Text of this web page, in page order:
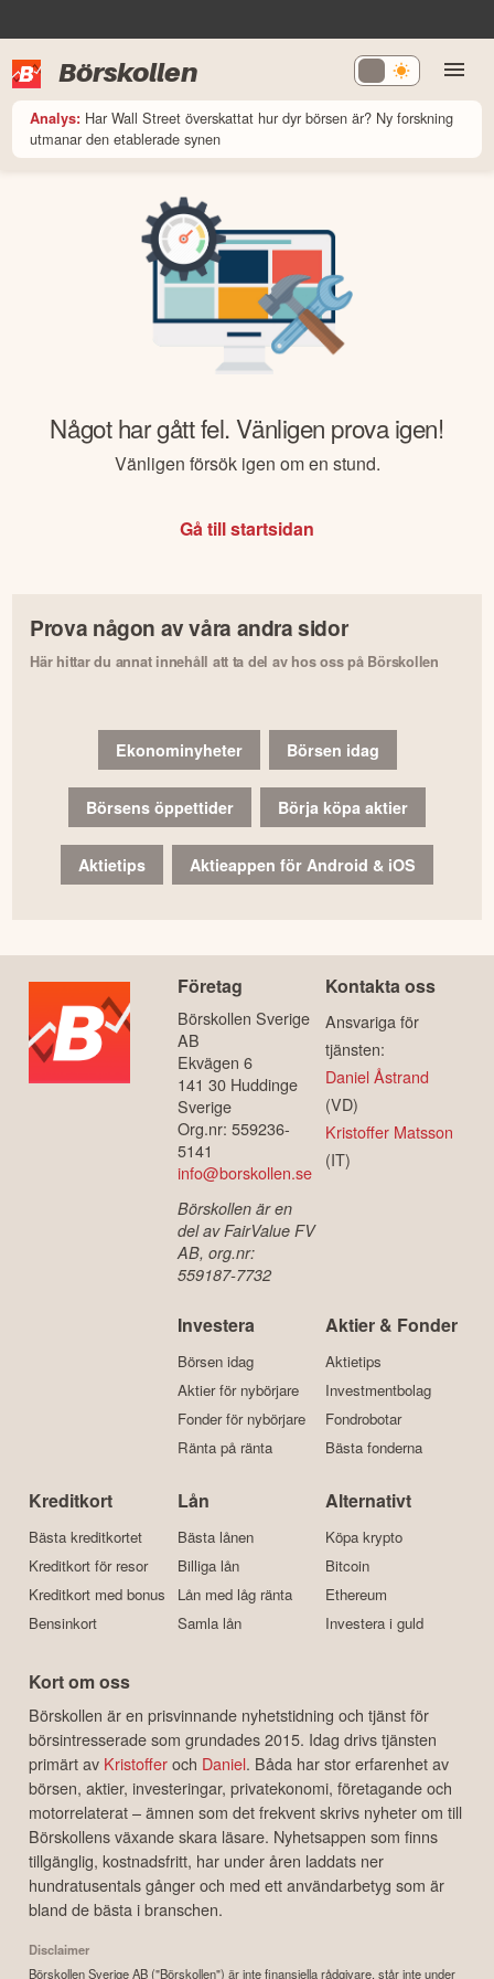
Börskollen
Analys: Har Wall Street överskattat hur dyr börsen är? Ny forskning
utmanar den etablerade synen
Något har gått fel. Vänligen prova igen!
Vänligen försök igen om en stund.
Gå till startsidan
Prova någon av våra andra sidor
Här hittar du annat innehåll att ta del av hos oss på Börskollen
Ekonominyheter Börsen idag
Börsens öppettider Börja köpa aktier
Aktietips Aktieappen för Android & iOS
Företag
Börskollen Sverige
AB
Ekvägen 6
141 30 Huddinge
Sverige
Org.nr: 559236-
5141
info@borskollen.se
Börskollen är en
del av FairValue FV
AB, org.nr:
559187-7732
Kontakta oss
Ansvariga för
tjänsten:
Daniel Åstrand
(VD)
Kristoffer Matsson
(IT)
Investera
Börsen idag
Aktier för nybörjare
Fonder för nybörjare
Ränta på ränta
Aktier & Fonder
Aktietips
Investmentbolag
Fondrobotar
Bästa fonderna
Kreditkort
Bästa kreditkortet
Kreditkort för resor
Kreditkort med bonus
Bensinkort
Lån
Bästa lånen
Billiga lån
Lån med låg ränta
Samla lån
Alternativt
Köpa krypto
Bitcoin
Ethereum
Investera i guld
Kort om oss
Börskollen är en prisvinnande nyhetstidning och tjänst för
börsintresserade som grundades 2015. Idag drivs tjänsten
primärt av Kristofferoch Daniel. Båda har stor erfarenhet av
börsen, aktier, investeringar, privatekonomi, företagande och
motorrelaterat – ämnen som det frekvent skrivs nyheter om till
Börskollens växande skara läsare. Nyhetsappen som finns
tillgänglig, kostnadsfritt, har under åren laddats ner
hundratusentals gånger och med ett användarbetyg som är
bland de bästa i branschen.
Disclaimer
Börskollen Sverige AB ("Börskollen") är inte finansiella rådgivare, står inte under